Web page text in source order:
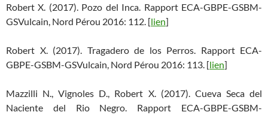
Robert X. (2017). Pozo del Inca. Rapport ECA-GBPE-GSBM-
GSVulcain, Nord Pérou 2016: 112. [lien]
Robert X. (2017). Tragadero de los Perros. Rapport ECA-
GBPE-GSBM-GSVulcain, Nord Pérou 2016: 113. [lien]
Mazzilli N., Vignoles D., Robert X. (2017). Cueva Seca del
Naciente del Rio Negro. Rapport ECA-GBPE-GSBM-